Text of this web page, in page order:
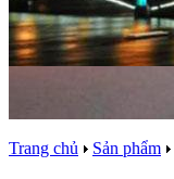
Trang chủ Sản phẩm